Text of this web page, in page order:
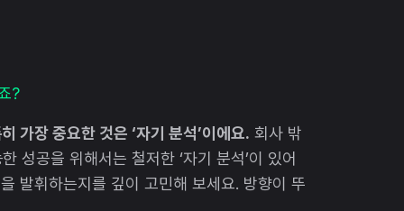
?
가장 중요한 것은 ‘자기 분석’이에요. 회사 밖
성공을 위해서는 철저한 ‘자기 분석’이 있어
발휘하는지를 깊이 고민해 보세요. 방향이 뚜